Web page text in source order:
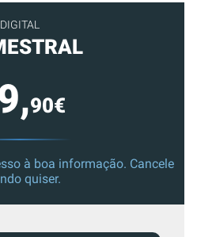
DIGITAL
90€
à boa informação. Cancele
quiser.